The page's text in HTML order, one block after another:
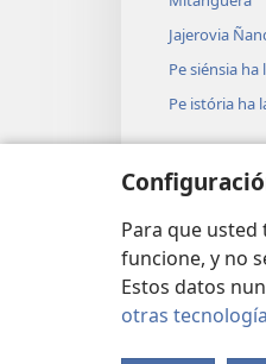
Para que
funcione, y no
Estos datos
otras
Jajerovia
Pe siénsia ha
Pe istória ha
Copyright